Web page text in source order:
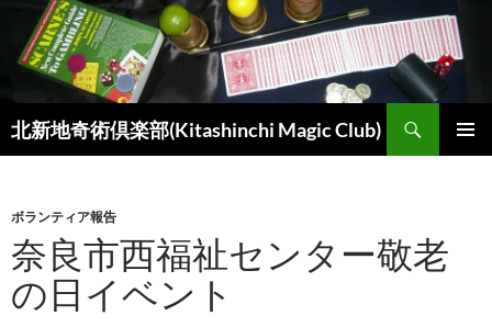
へ
ッ
プ
北新地奇術倶楽部(Kitashinchi Magic Club)
検
索
ボランティア報告
奈良市西福祉センター敬老
の日イベント